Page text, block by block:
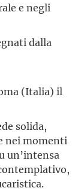
e negli
dalla
(Italia) il
solida,
nei momenti
un’intensa